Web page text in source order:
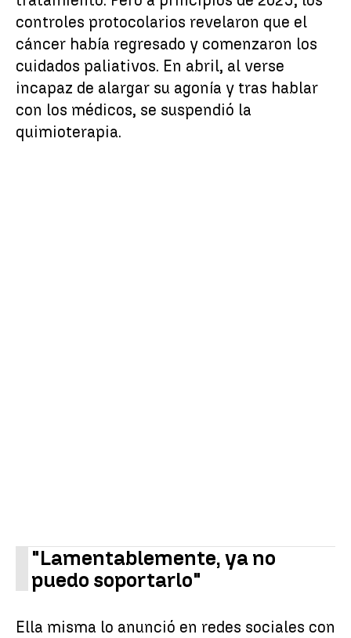
controles protocolarios revelaron que el
cáncer había regresado y comenzaron los
cuidados paliativos. En abril, al verse
incapaz de alargar su agonía y tras hablar
con los médicos, se suspendió la
quimioterapia.
"Lamentablemente, ya no
puedo soportarlo"
Ella misma lo anunció en redes sociales con